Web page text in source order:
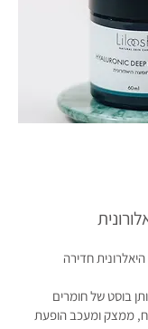
חדירה
בוסט של חומרים
ממצק ומעכב הופעת